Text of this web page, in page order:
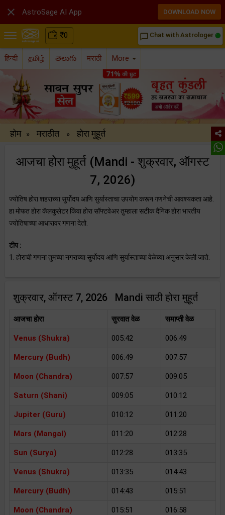
₹0 chat_bubble_outline Chat with Astrologer
हिन्दी தமிழ் తెలుగు मराठी More
होम » मराठीत » होरा मुहूर्त
आजचा होरा मुहूर्त (Mandi - शुक्रवार, ऑगस्ट
7, 2026)
ज्योतिष होरा शहराच्या सुर्योदय आणि सुर्यास्ताचा उपयोग करून गणनेची आवश्यकता आहे.
हा मोफत होरा कॅलकुलेटर किंवा होरा सॉफ्टवेअर तुम्हाला सटीक दैनिक होरा भारतीय
ज्योतिषाच्या आधारावर गणना देतो.
टीप :
1. होराची गणना तुमच्या नगराच्या सुर्योदय आणि सुर्यास्ताच्या वेळेच्या अनुसार केली जाते.
शुक्रवार, ऑगस्ट 7, 2026 Mandi साठी होरा मुहूर्त
आजचा होरा सुरवात वेळ समाप्ती वेळ
Venus (Shukra) 005:42 006:49
Mercury (Budh) 006:49 007:57
Moon (Chandra) 007:57 009:05
Saturn (Shani) 009:05 010:12
Jupiter (Guru) 010:12 011:20
Mars (Mangal) 011:20 012:28
Sun (Surya) 012:28 013:35
Venus (Shukra) 013:35 014:43
Mercury (Budh) 014:43 015:51
Moon (Chandra) 015:51 016:58
 AstroSage AI App DOWNLOAD NOW